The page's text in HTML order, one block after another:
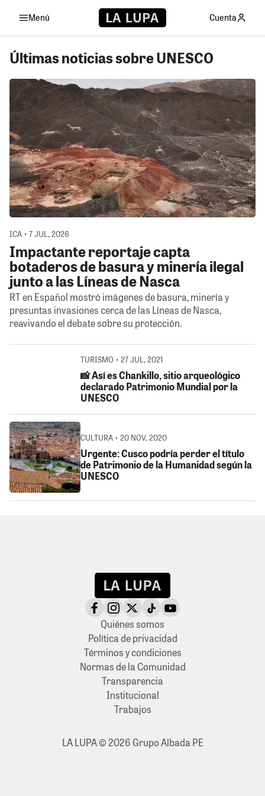
Menú Cuenta
Últimas noticias sobre UNESCO
ICA • 7 JUL, 2026
Impactante reportaje capta
botaderos de basura y minería ilegal
junto a las Líneas de Nasca
RT en Español mostró imágenes de basura, minería y
presuntas invasiones cerca de las Líneas de Nasca,
reavivando el debate sobre su protección.
TURISMO • 27 JUL, 2021
📸 Así es Chankillo, sitio arqueológico
declarado Patrimonio Mundial por la
UNESCO
CULTURA • 20 NOV, 2020
Urgente: Cusco podría perder el título
de Patrimonio de la Humanidad según la
UNESCO
Quiénes somos
Política de privacidad
Términos y condiciones
Normas de la Comunidad
Transparencia
Institucional
Trabajos
LA LUPA © 2026 Grupo Albada PE